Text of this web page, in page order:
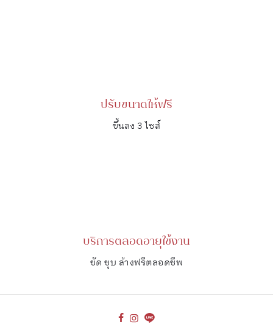
ปรับขนาดให้ฟรี
ขึ้นลง 3 ไซส์
บริการตลอดอายุใช้งาน
ขัด ชุบ ล้างฟรีตลอดชีพ